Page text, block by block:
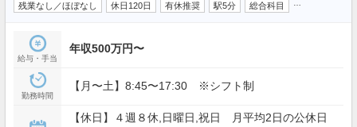
残業なし／ほぼなし
休日120日 有休推奨 駅5分 総合科目
給与・手当
年収500万円〜
勤務時間
【月〜土】8:45〜17:30 ※シフト制
【休日】４週８休,日曜日,祝日 月平均2日の公休日